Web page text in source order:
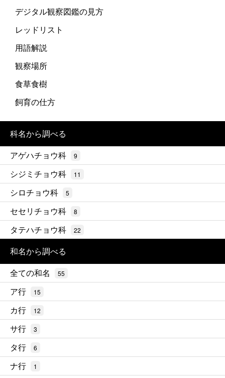
デジタル観察図鑑の見方
レッドリスト
用語解説
観察場所
食草食樹
飼育の仕方
科名から調べる
アゲハチョウ科
9
シジミチョウ科 11
シロチョウ科 5
セセリチョウ科 8
タテハチョウ科 22
和名から調べる
全ての和名
55
ア行 15
カ行 12
サ行 3
タ行 6
ナ行 1